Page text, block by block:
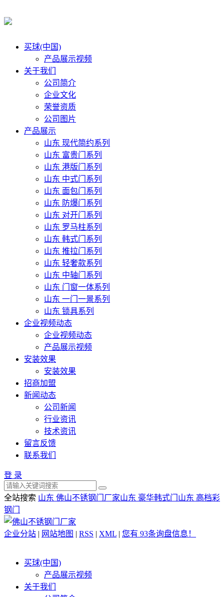
买球(中国)
产品展示视频
关于我们
公司简介
企业文化
荣誉资质
公司图片
产品展示
山东 现代简约系列
山东 富贵门系列
山东 港版门系列
山东 中式门系列
山东 面包门系列
山东 防爆门系列
山东 对开门系列
山东 罗马柱系列
山东 韩式门系列
山东 推拉门系列
山东 轻奢款系列
山东 中轴门系列
山东 门窗一体系列
山东 一门一景系列
山东 锁具系列
企业视频动态
企业视频动态
产品展示视频
安装效果
安装效果
招商加盟
新闻动态
公司新闻
行业资讯
技术资讯
留言反馈
联系我们
登 录
全站搜索 山东 佛山不锈钢门厂家山东 豪华韩式门 山东 高档彩
钢门
企业分站 | 网站地图 | RSS | XML | 您有 93条询盘信息！
买球(中国)
产品展示视频
关于我们